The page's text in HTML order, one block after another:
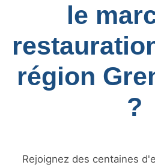
le
région
?
Rejoignez des centaines